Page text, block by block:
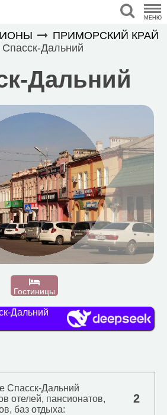
МЕНЮ
ПРИМОРСКИЙ КРАЙ
Спасск-Дальний
Дальний
Гостиницы
Дальний
Спасск-Дальний
отелей, пансионатов,
баз отдыха:
2